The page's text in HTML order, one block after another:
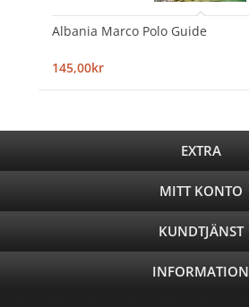
Albania Marco Polo Guide
145,00kr
EXTRA
MITT KONTO
KUNDTJÄNST
INFORMATION